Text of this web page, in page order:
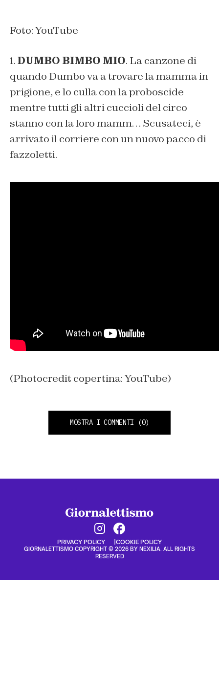
Foto: YouTube
1.DUMBO BIMBO MIO. La canzone di
quando Dumbo va a trovare la mamma in
prigione, e lo culla con la proboscide
mentre tutti gli altri cuccioli del circo
stanno con la loro mamm… Scusateci, è
arrivato il corriere con un nuovo pacco di
fazzoletti.
(Photocredit copertina: YouTube)
MOSTRA I COMMENTI (0)
PRIVACY POLICY COOKIE POLICY
GIORNALETTISMO COPYRIGHT © 2026 BY NEXILIA. ALL RIGHTS
RESERVED